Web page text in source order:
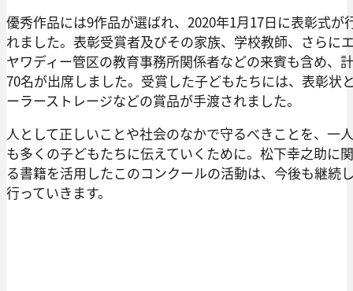
優秀作品には9作品が選ばれ、2020年1月17日に表彰式が
れました。表彰受賞者及びその家族、学校教師、さらに
ヤワディー管区の教育事務所関係者などの来賓も含め、
70名が出席しました。受賞した子どもたちには、表彰状
ーラーストレージなどの賞品が手渡されました。
人として正しいことや社会のなかで守るべきことを、一
も多くの子どもたちに伝えていくために。松下幸之助に
る書籍を活用したこのコンクールの活動は、今後も継続
行っていきます。